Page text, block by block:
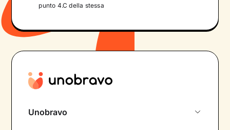
punto 4.C della stessa
Unobravo